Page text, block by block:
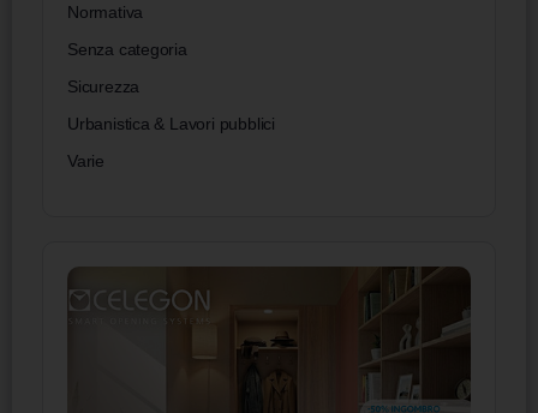
Normativa
Senza categoria
Sicurezza
Urbanistica & Lavori pubblici
Varie